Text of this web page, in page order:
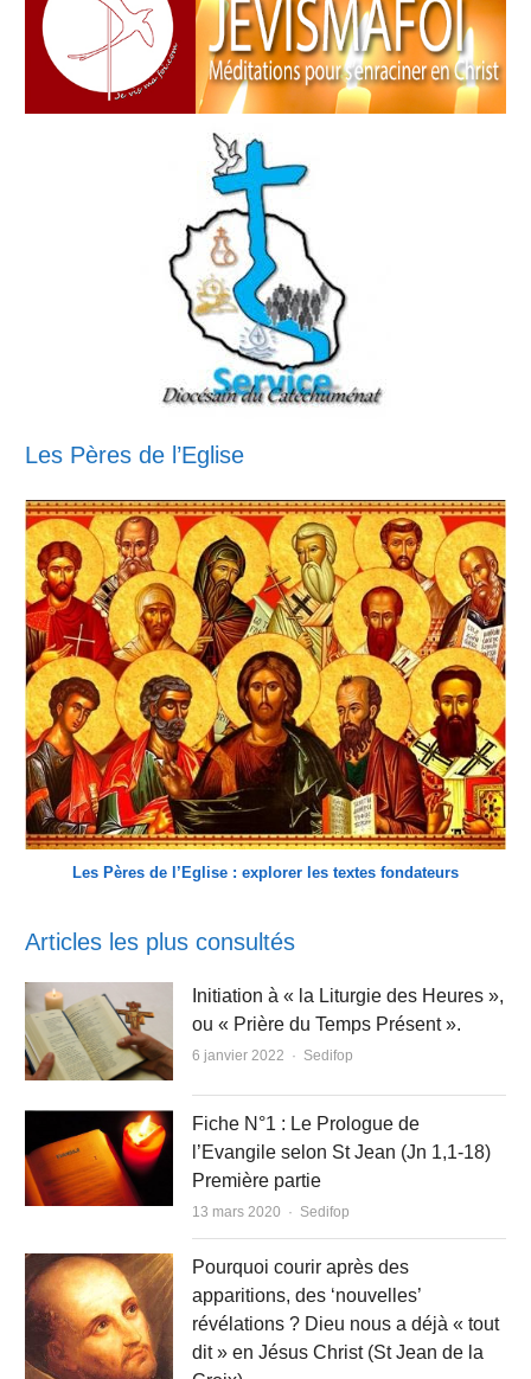
Les Pères de l’Eglise
Les Pères de l’Eglise : explorer les textes fondateurs
Articles les plus consultés
Initiation à « la Liturgie des Heures »,
ou « Prière du Temps Présent ».
6 janvier 2022 Author
Sedifop
Fiche N°1 : Le Prologue de
l’Evangile selon St Jean (Jn 1,1-18)
Première partie
13 mars 2020 Author
Sedifop
Pourquoi courir après des
apparitions, des ‘nouvelles’
révélations ? Dieu nous a déjà « tout
dit » en Jésus Christ (St Jean de la